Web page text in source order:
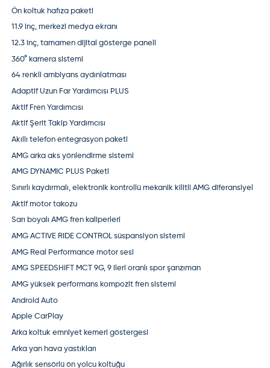
Ön koltuk hafıza paketi
11.9 inç, merkezi medya ekranı
12.3 inç, tamamen dijital gösterge paneli
360° kamera sistemi
64 renkli ambiyans aydınlatması
Adaptif Uzun Far Yardımcısı PLUS
Aktif Fren Yardımcısı
Aktif Şerit Takip Yardımcısı
Akıllı telefon entegrasyon paketi
AMG arka aks yönlendirme sistemi
AMG DYNAMIC PLUS Paketi
Sınırlı kaydırmalı, elektronik kontrollü mekanik kilitli AMG diferansiyel
Aktif motor takozu
Sarı boyalı AMG fren kaliperleri
AMG ACTIVE RIDE CONTROL süspansiyon sistemi
AMG Real Performance motor sesi
AMG SPEEDSHIFT MCT 9G, 9 ileri oranlı spor şanzıman
AMG yüksek performans kompozit fren sistemi
Android Auto
Apple CarPlay
Arka koltuk emniyet kemeri göstergesi
Arka yan hava yastıkları
Ağırlık sensörlü ön yolcu koltuğu